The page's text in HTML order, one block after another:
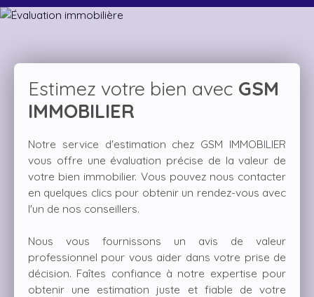
Estimez votre bien avec GSM
IMMOBILIER
Notre service d'estimation chez GSM IMMOBILIER
vous offre une évaluation précise de la valeur de
votre bien immobilier. Vous pouvez nous contacter
en quelques clics pour obtenir un rendez-vous avec
l'un de nos conseillers.
Nous vous fournissons un avis de valeur
professionnel pour vous aider dans votre prise de
décision. Faîtes confiance à notre expertise pour
obtenir une estimation juste et fiable de votre